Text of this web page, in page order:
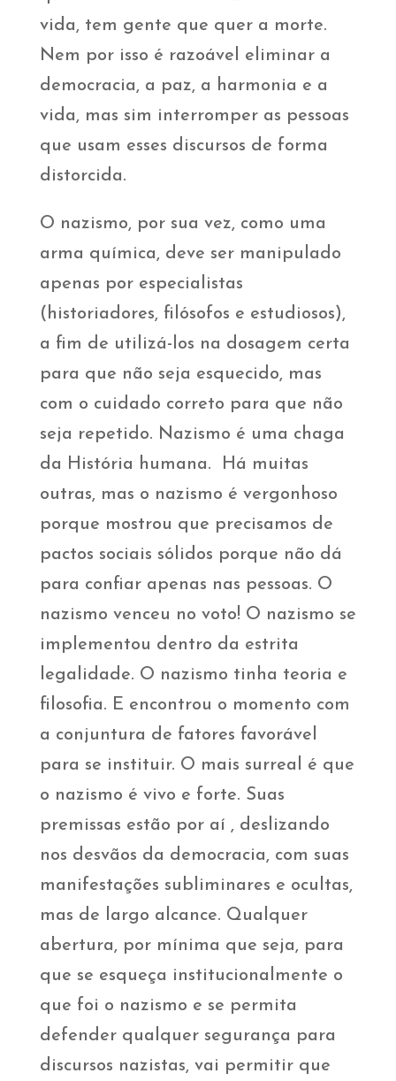
vida, tem gente que quer a morte.
Nem por isso é razoável eliminar a
democracia, a paz, a harmonia e a
vida, mas sim interromper as pessoas
que usam esses discursos de forma
distorcida.
O nazismo, por sua vez, como uma
arma química, deve ser manipulado
apenas por especialistas
(historiadores, filósofos e estudiosos),
a fim de utilizá-los na dosagem certa
para que não seja esquecido, mas
com o cuidado correto para que não
seja repetido. Nazismo é uma chaga
da História humana. Há muitas
outras, mas o nazismo é vergonhoso
porque mostrou que precisamos de
pactos sociais sólidos porque não dá
para confiar apenas nas pessoas. O
nazismo venceu no voto! O nazismo se
implementou dentro da estrita
legalidade. O nazismo tinha teoria e
filosofia. E encontrou o momento com
a conjuntura de fatores favorável
para se instituir. O mais surreal é que
o nazismo é vivo e forte. Suas
premissas estão por aí , deslizando
nos desvãos da democracia, com suas
manifestações subliminares e ocultas,
mas de largo alcance. Qualquer
abertura, por mínima que seja, para
que se esqueça institucionalmente o
que foi o nazismo e se permita
defender qualquer segurança para
discursos nazistas, vai permitir que